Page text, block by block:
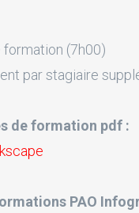
(7h00)
par stagiaire
de formation pdf :
PAO